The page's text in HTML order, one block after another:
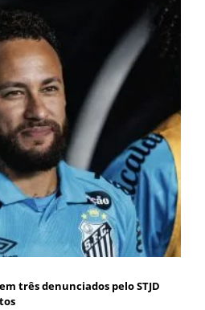
três denunciados pelo STJD